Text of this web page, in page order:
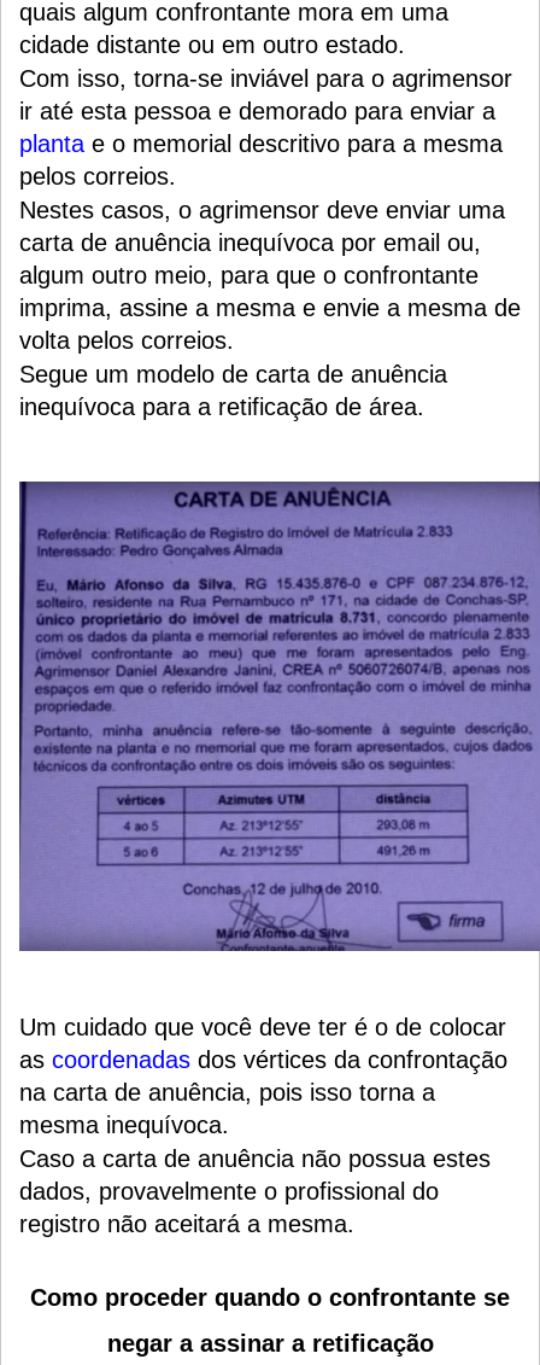
quais algum confrontante mora em uma
cidade distante ou em outro estado.
Com isso, torna-se inviável para o agrimensor
ir até esta pessoa e demorado para enviar a
planta e o memorial descritivo para a mesma
pelos correios.
Nestes casos, o agrimensor deve enviar uma
carta de anuência inequívoca por email ou,
algum outro meio, para que o confrontante
imprima, assine a mesma e envie a mesma de
volta pelos correios.
Segue um modelo de carta de anuência
inequívoca para a retificação de área.
Um cuidado que você deve ter é o de colocar
as coordenadas dos vértices da confrontação
na carta de anuência, pois isso torna a
mesma inequívoca.
Caso a carta de anuência não possua estes
dados, provavelmente o profissional do
registro não aceitará a mesma.
Como proceder quando o confrontante se
negar a assinar a retificação